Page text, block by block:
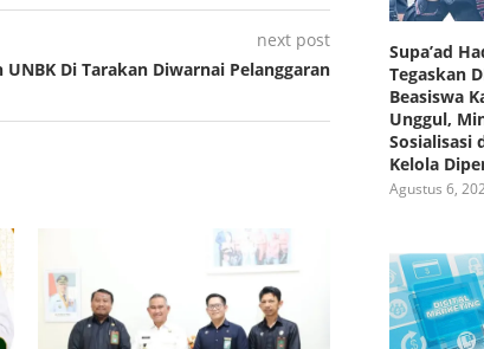
next post
UNBK Di Tarakan Diwarnai Pelanggaran
Supa’ad
Tegaskan
Beasiswa
Unggul,
Sosialisasi
Kelola
Agustus 6,